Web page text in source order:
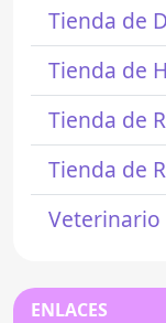
Tienda de
Tienda de
Tienda de
Tienda de
Veterinario
ENLACES